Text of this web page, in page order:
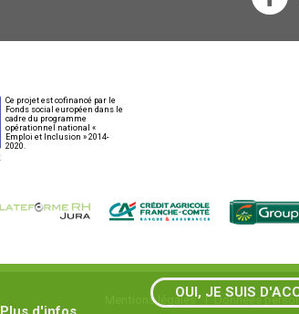
Ce projet est cofinancé par le
Fonds social européen dans le
cadre du programme
opérationnel national «
Emploi et Inclusion » 2014-
2020.
Mentions légales Données
OUI, JE SUIS